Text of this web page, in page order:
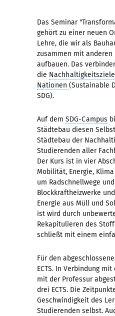
Das Seminar
gehört zu einer neuen
Lehre, die wir als
zusammen mit
aufbauen. Das
die
Nationen (Sustainable
SDG).
Auf dem SDG-Campus
Städtebau diesen
Städtebau der
Studierenden aller
Der Kurs ist in vier
Mobilität, Energie,
um Radschnellwege
Blockkraftheizwerke
Energie aus Müll und
ist wird durch
Rekapitulieren des
schließt mit einem
Für den
ECTS. In Verbindung
mit der Professur
drei ECTS. Die
Geschwindigkeit des
Studierenden selbst.